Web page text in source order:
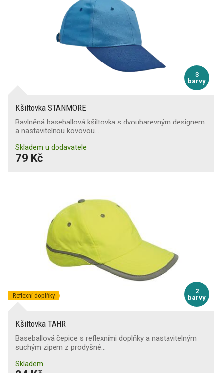
3
barvy
Kšiltovka STANMORE
Bavlněná baseballová kšiltovka s dvoubarevným designem
a nastavitelnou kovovou…
Skladem u dodavatele
79 Kč
2
barvy
Reflexní doplňky
Kšiltovka TAHR
Baseballová čepice s reflexními doplňky a nastavitelným
suchým zipem z prodyšné…
Skladem